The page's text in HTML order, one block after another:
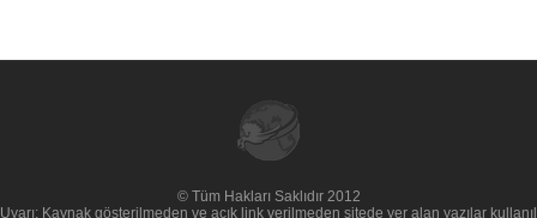
© Tüm Hakları Saklıdır 2012
Kaynak gösterilmeden ve açık link verilmeden sitede yer alan yazılar